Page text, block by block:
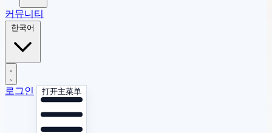
커뮤니티
한국어
로그인 打开主菜单